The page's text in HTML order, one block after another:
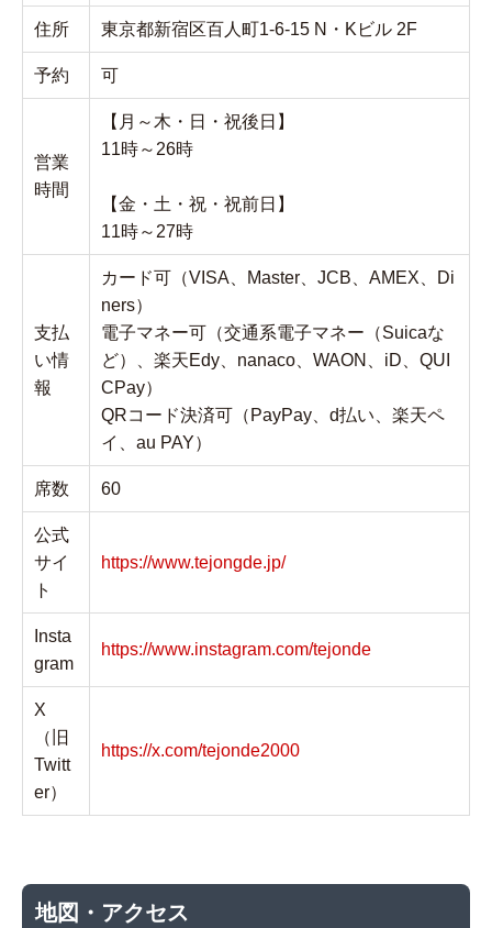
住所 東京都新宿区百人町1-6-15 N・Kビル 2F
予約 可
営業
時間
【月～木・日・祝後日】
11時～26時
【金・土・祝・祝前日】
11時～27時
支払
い情
報
カード可（VISA、Master、JCB、AMEX、Di
ners）
電子マネー可（交通系電子マネー（Suicaな
ど）、楽天Edy、nanaco、WAON、iD、QUI
CPay）
QRコード決済可（PayPay、d払い、楽天ペ
イ、au PAY）
席数 60
公式
サイ
ト
https://www.tejongde.jp/
Insta
gram
https://www.instagram.com/tejonde
X
（旧
Twitt
er）
https://x.com/tejonde2000
地図・アクセス